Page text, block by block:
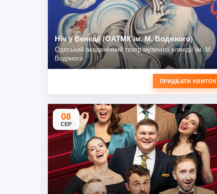
Ніч у Венеції (ОАТМК ім. М. Водяного)
Одеський академічний театр музичної комедії ім. М.
Водяного
ПРИДБАТИ КВИТОК
08
СЕР